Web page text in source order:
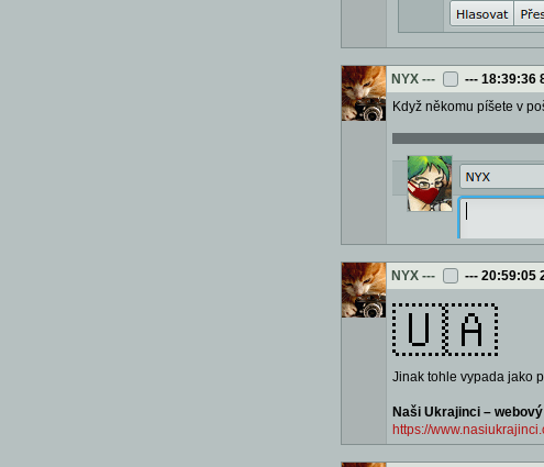
NYX --- --- 18:39:36
Když někomu píšete v
NYX --- --- 20:59:05
🇺🇦
Jinak tohle vypada jako
Naši Ukrajinci –
https://